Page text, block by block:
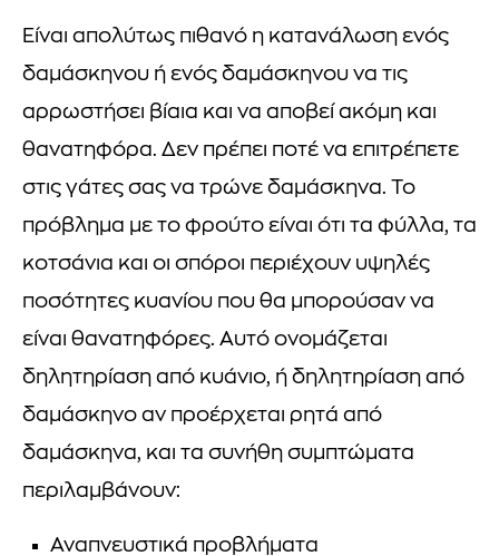
Είναι απολύτως πιθανό η κατανάλωση ενός
δαμάσκηνου ή ενός δαμάσκηνου να τις
αρρωστήσει βίαια και να αποβεί ακόμη και
θανατηφόρα. Δεν πρέπει ποτέ να επιτρέπετε
στις γάτες σας να τρώνε δαμάσκηνα. Το
πρόβλημα με το φρούτο είναι ότι τα φύλλα, τα
κοτσάνια και οι σπόροι περιέχουν υψηλές
ποσότητες κυανίου που θα μπορούσαν να
είναι θανατηφόρες. Αυτό ονομάζεται
δηλητηρίαση από κυάνιο, ή δηλητηρίαση από
δαμάσκηνο αν προέρχεται ρητά από
δαμάσκηνα, και τα συνήθη συμπτώματα
περιλαμβάνουν:
Αναπνευστικά προβλήματα